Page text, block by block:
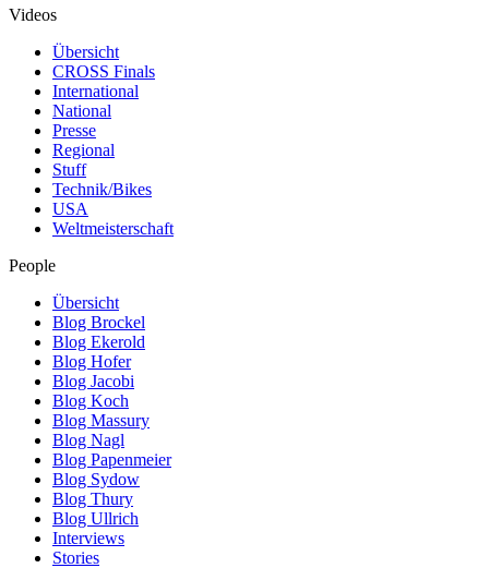
Videos
Übersicht
CROSS Finals
International
National
Presse
Regional
Stuff
Technik/Bikes
USA
Weltmeisterschaft
People
Übersicht
Blog Brockel
Blog Ekerold
Blog Hofer
Blog Jacobi
Blog Koch
Blog Massury
Blog Nagl
Blog Papenmeier
Blog Sydow
Blog Thury
Blog Ullrich
Interviews
Stories